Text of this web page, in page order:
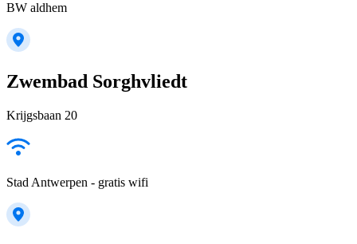
BW aldhem
Zwembad Sorghvliedt
Krijgsbaan 20
Stad Antwerpen - gratis wifi